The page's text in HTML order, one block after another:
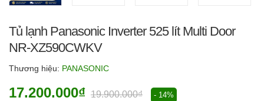
Tủ lạnh Panasonic Inverter 525 lít Multi Door
NR-XZ590CWKV
Thương hiệu: PANASONIC
17.200.000₫ 19.900.000₫ - 14%